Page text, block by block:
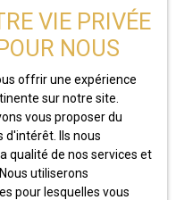
VIE PRIVÉE
NOUS
offrir une expérience
sur notre site.
vous proposer du
d'intérêt. Ils nous
qualité de nos services et
utiliserons
pour lesquelles vous